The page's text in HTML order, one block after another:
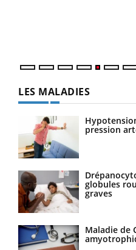
LES MALADIES
pression
globules
graves
Maladie de